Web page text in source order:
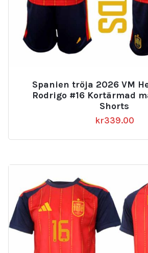
Spanien tröja 2026 VM
Rodrigo #16 Kortärmad
Shorts
kr339.00